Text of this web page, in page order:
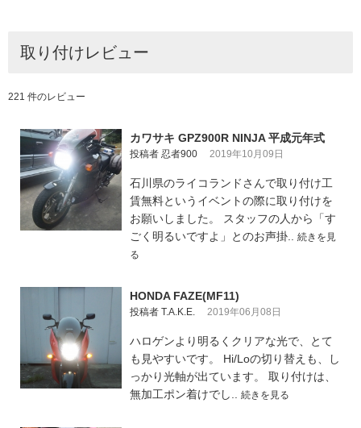
取り付けレビュー
221 件のレビュー
カワサキ GPZ900R NINJA 平成元年式
投稿者 忍者900 2019年10月09日
石川県のライコランドさんで取り付け工
賃無料というイベントの際に取り付けを
お願いしました。 スタッフの人から「す
ごく明るいですよ」とのお声掛.. 続きを見
る
HONDA FAZE(MF11)
投稿者 T.A.K.E. 2019年06月08日
ハロゲンより明るくクリアな光で、とて
も見やすいです。 Hi/Loの切り替えも、し
っかり光軸が出ています。 取り付けは、
無加工ポン着けでし.. 続きを見る